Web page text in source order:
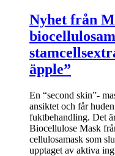
Nyhet från
äpple”
En “second skin”-
ansiktet och får
fuktbehandling. Det
Biocellulose Mask
cellulosamask som
upptaget av aktiva